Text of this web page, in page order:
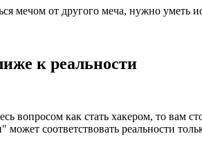
мечом от другого меча, нужно уметь
к реальности
вопросом как стать хакером, то вам
соответствовать реальности